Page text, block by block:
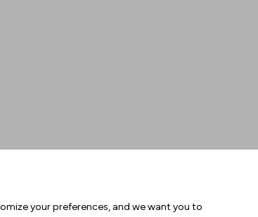
your preferences, and we want you to